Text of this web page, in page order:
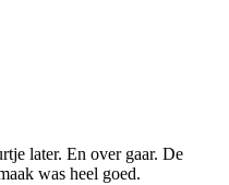
later. En over gaar. De
was heel goed.